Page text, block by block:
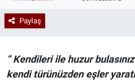
Paylaş
“ Kendileri ile huzur
kendi türünüzden eşler
Kadın & Aile
Sağlık